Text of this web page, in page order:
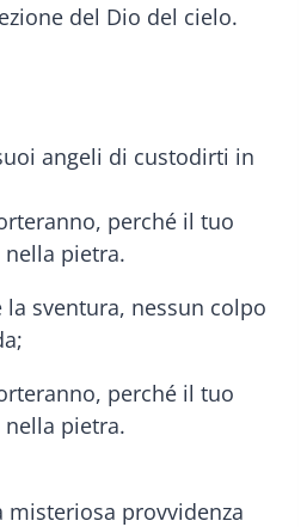
del Dio del cielo.
angeli di custodirti in
perché il tuo
pietra.
sventura, nessun colpo
perché il tuo
pietra.
misteriosa provvidenza